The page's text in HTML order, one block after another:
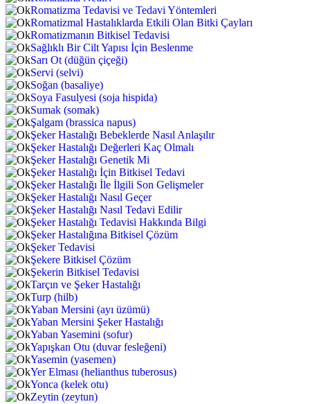
Romatizma Tedavisi ve Tedavi Yöntemleri
Romatizmal Hastalıklarda Etkili Olan Bitki Çayları
Romatizmanın Bitkisel Tedavisi
Sağlıklı Bir Cilt Yapısı İçin Beslenme
Sarı Ot (düğün çiçeği)
Servi (selvi)
Soğan (basaliye)
Soya Fasulyesi (soja hispida)
Sumak (somak)
Şalgam (brassica napus)
Şeker Hastalığı Bebeklerde Nasıl Anlaşılır
Şeker Hastalığı Değerleri Kaç Olmalı
Şeker Hastalığı Genetik Mi
Şeker Hastalığı İçin Bitkisel Tedavi
Şeker Hastalığı İle İlgili Son Gelişmeler
Şeker Hastalığı Nasıl Geçer
Şeker Hastalığı Nasıl Tedavi Edilir
Şeker Hastalığı Tedavisi Hakkında Bilgi
Şeker Hastalığına Bitkisel Çözüm
Şeker Tedavisi
Şekere Bitkisel Çözüm
Şekerin Bitkisel Tedavisi
Tarçın ve Şeker Hastalığı
Turp (hilb)
Yaban Mersini (ayı üzümü)
Yaban Mersini Şeker Hastalığı
Yaban Yasemini (sofur)
Yapışkan Otu (duvar fesleğeni)
Yasemin (yasemen)
Yer Elması (helianthus tuberosus)
Yonca (kelek otu)
Zeytin (zeytun)